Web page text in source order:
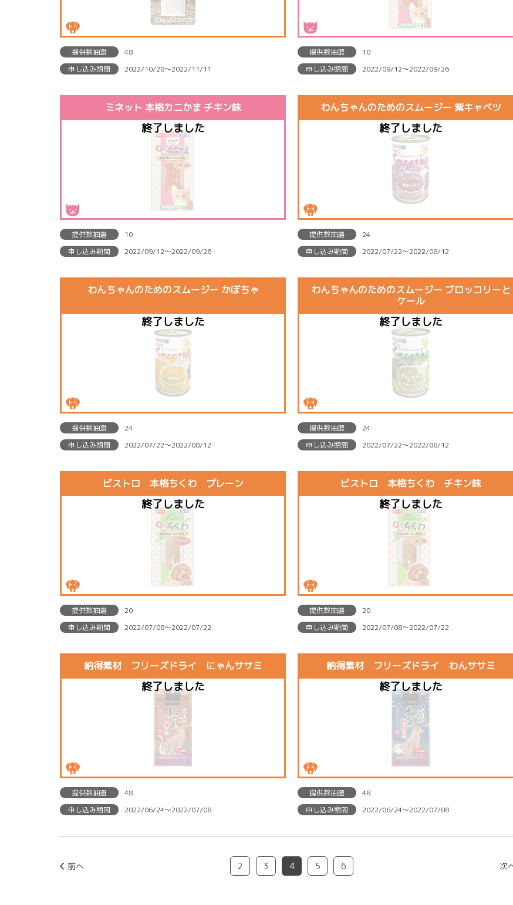
提供数抽選
48
申し込み期間
2022/10/28〜2022/11/11
提供数抽選
10
申し込み期間
2022/09/12〜2022/09/26
ミネット 本格カニかま チキン味
提供数抽選
10
申し込み期間
2022/09/12〜2022/09/26
わんちゃんのためのスムージー 紫キャベツ
提供数抽選
24
申し込み期間
2022/07/22〜2022/08/12
わんちゃんのためのスムージー かぼちゃ
提供数抽選
24
申し込み期間
2022/07/22〜2022/08/12
わんちゃんのためのスムージー ブロッコリーと
ケール
提供数抽選
24
申し込み期間
2022/07/22〜2022/08/12
ビストロ 本格ちくわ プレーン
提供数抽選
20
申し込み期間
2022/07/08〜2022/07/22
ビストロ 本格ちくわ チキン味
提供数抽選
20
申し込み期間
2022/07/08〜2022/07/22
納得素材 フリーズドライ にゃんササミ
提供数抽選
48
申し込み期間
2022/06/24〜2022/07/08
納得素材 フリーズドライ わんササミ
提供数抽選
48
申し込み期間
2022/06/24〜2022/07/08
前へ 2 3 4 5 6 次